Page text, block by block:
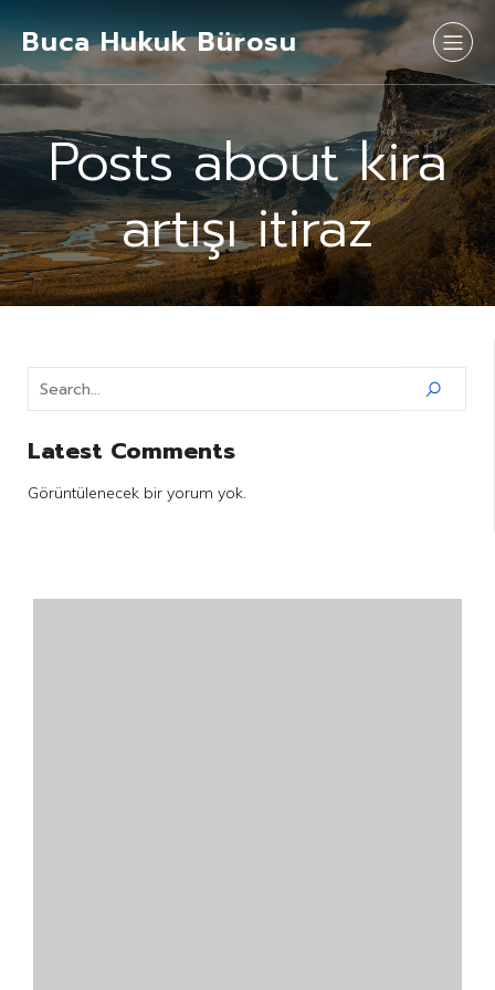
Buca Hukuk Bürosu
Posts about kira
artışı itiraz
Latest Comments
Görüntülenecek bir yorum yok.